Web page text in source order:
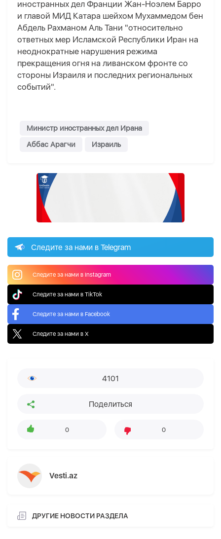
иностранных дел Франции Жан-Ноэлем Барро
и главой МИД Катара шейхом Мухаммедом бен
Абдель Рахманом Аль Тани "относительно
ответных мер Исламской Республики Иран на
неоднократные нарушения режима
прекращения огня на ливанском фронте со
стороны Израиля и последних региональных
событий".
Министр иностранных дел Ирана
Аббас Арагчи
Израиль
Следите за нами в Telegram
Следите за нами в Instagram
Следите за нами в TikTok
Следите за нами в Facebook
Следите за нами в X
4101
Поделиться
0 0
Vesti.az
ДРУГИЕ НОВОСТИ РАЗДЕЛА